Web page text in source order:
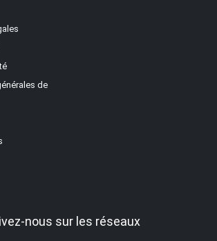
de
nous sur les réseaux